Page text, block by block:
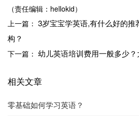
（责任编辑：hellokid）
上一篇： 3岁宝宝学英语,有什么好的
构？
下一篇： 幼儿英语培训费用一般多少？
相关文章
零基础如何学习英语？